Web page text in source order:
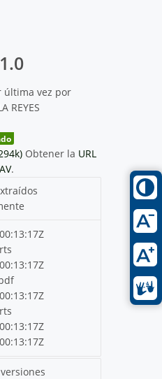
última vez por
REYES
Obtener la URL
.